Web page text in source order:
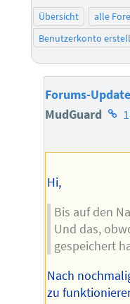
Übersicht alle
Benutzerkonto
Forums-
MudGuard
Hi,
Bis auf den
Und das,
gespeichert
Nach
zu